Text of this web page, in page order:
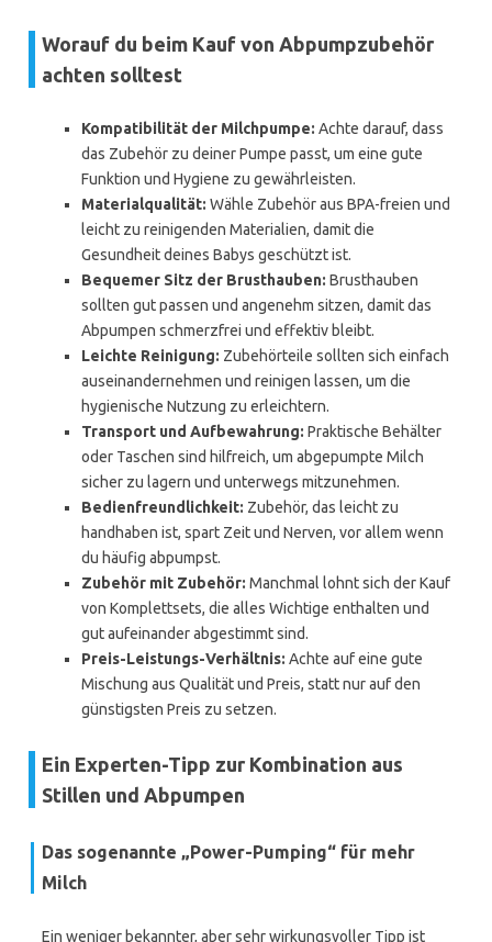
Worauf du beim Kauf von Abpumpzubehör
achten solltest
Kompatibilität der Milchpumpe: Achte darauf, dass
das Zubehör zu deiner Pumpe passt, um eine gute
Funktion und Hygiene zu gewährleisten.
Materialqualität: Wähle Zubehör aus BPA-freien und
leicht zu reinigenden Materialien, damit die
Gesundheit deines Babys geschützt ist.
Bequemer Sitz der Brusthauben: Brusthauben
sollten gut passen und angenehm sitzen, damit das
Abpumpen schmerzfrei und effektiv bleibt.
Leichte Reinigung: Zubehörteile sollten sich einfach
auseinandernehmen und reinigen lassen, um die
hygienische Nutzung zu erleichtern.
Transport und Aufbewahrung: Praktische Behälter
oder Taschen sind hilfreich, um abgepumpte Milch
sicher zu lagern und unterwegs mitzunehmen.
Bedienfreundlichkeit: Zubehör, das leicht zu
handhaben ist, spart Zeit und Nerven, vor allem wenn
du häufig abpumpst.
Zubehör mit Zubehör: Manchmal lohnt sich der Kauf
von Komplettsets, die alles Wichtige enthalten und
gut aufeinander abgestimmt sind.
Preis-Leistungs-Verhältnis: Achte auf eine gute
Mischung aus Qualität und Preis, statt nur auf den
günstigsten Preis zu setzen.
Ein Experten-Tipp zur Kombination aus
Stillen und Abpumpen
Das sogenannte „Power-Pumping“ für mehr
Milch
Ein weniger bekannter, aber sehr wirkungsvoller Tipp ist